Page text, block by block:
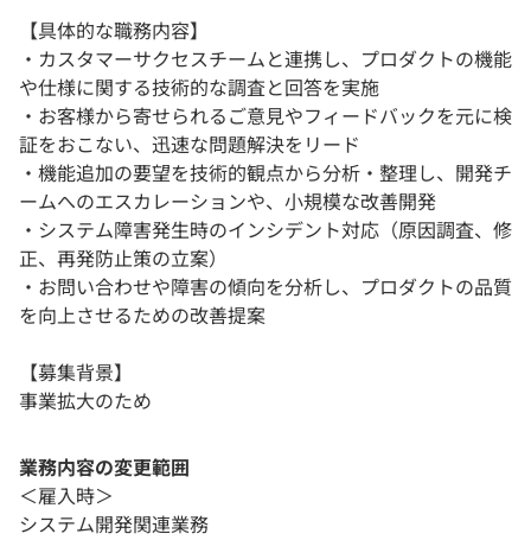
【具体的な職務内容】
・カスタマーサクセスチームと連携し、プロダクトの機能
や仕様に関する技術的な調査と回答を実施
・お客様から寄せられるご意見やフィードバックを元に検
証をおこない、迅速な問題解決をリード
・機能追加の要望を技術的観点から分析・整理し、開発チ
ームへのエスカレーションや、小規模な改善開発
・システム障害発生時のインシデント対応（原因調査、修
正、再発防止策の立案）
・お問い合わせや障害の傾向を分析し、プロダクトの品質
を向上させるための改善提案
【募集背景】
事業拡大のため
業務内容の変更範囲
＜雇入時＞
システム開発関連業務